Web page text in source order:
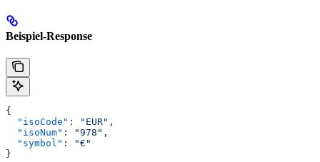
Beispiel-Response
{
  "isoCode"
: "EUR" ,
  "isoNum"
: "978" ,
  "symbol"
:
"€"
}